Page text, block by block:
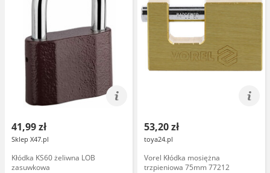
41,99 zł
Sklep X47.pl
Kłódka KS60 żeliwna LOB
zasuwkowa
53,20 zł
toya24.pl
Vorel Kłódka mosiężna
trzpieniowa 75mm 77212